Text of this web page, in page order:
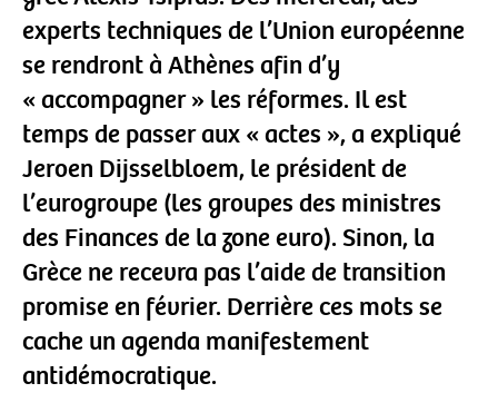
experts techniques de l’Union européenne
se rendront à Athènes afin d’y
« accompagner » les réformes. Il est
temps de passer aux « actes », a expliqué
Jeroen Dijsselbloem, le président de
l’eurogroupe (les groupes des ministres
des Finances de la zone euro). Sinon, la
Grèce ne recevra pas l’aide de transition
promise en février. Derrière ces mots se
cache un agenda manifestement
antidémocratique.